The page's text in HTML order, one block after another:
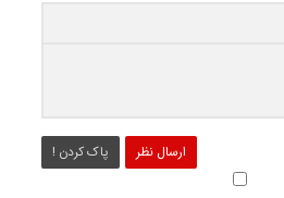
ارسال نظر پاک کردن !